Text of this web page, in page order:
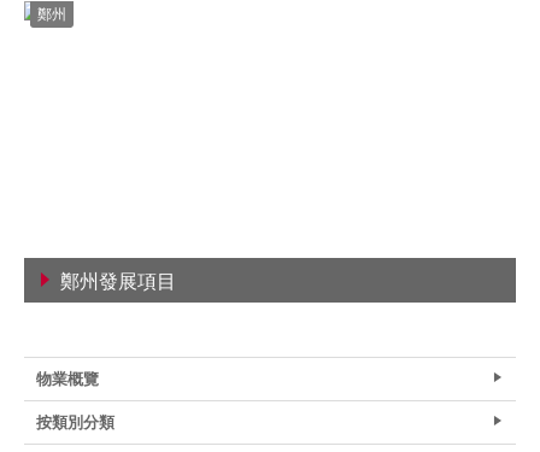
鄭州
鄭州發展項目
物業概覽
按類別分類